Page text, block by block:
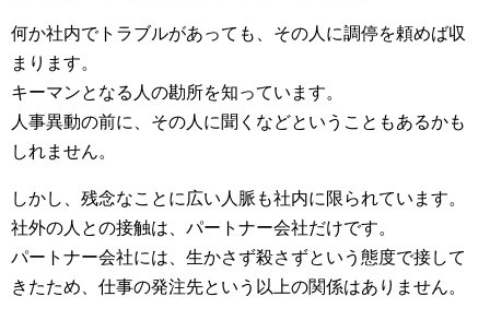
何か社内でトラブルがあっても、その人に調停を頼めば収
まります。
キーマンとなる人の勘所を知っています。
人事異動の前に、その人に聞くなどということもあるかも
しれません。
しかし、残念なことに広い人脈も社内に限られています。
社外の人との接触は、パートナー会社だけです。
パートナー会社には、生かさず殺さずという態度で接して
きたため、仕事の発注先という以上の関係はありません。